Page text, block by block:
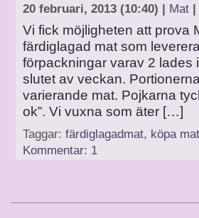
20 februari, 2013 (10:40) | Mat |
Vi fick möjligheten att prova
färdiglagad mat som
förpackningar varav 2 lades
slutet av veckan.
varierande mat. Pojkarna
ok”. Vi vuxna som äter […]
Taggar: färdiglagadmat, köpa
Kommentar: 1